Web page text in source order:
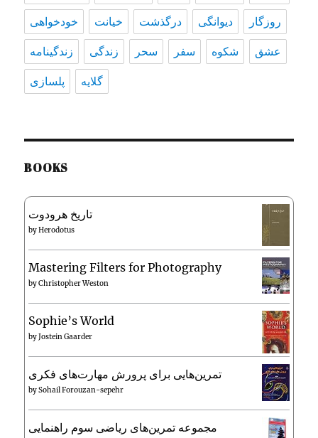
خودخواهی خیانت درگذشت دیوانگی روزگار
زندگينامه زندگی سحر سفر شکوه عشق
پلسازی گلایه
BOOKS
تاریخ هرودوت
byHerodotus
Mastering Filters for Photography
byChristopher Weston
Sophie’s World
byJostein Gaarder
تمرین‌هایی برای پرورش مهارت‌های فکری
bySohail Forouzan-sepehr
مجموعه تمرین‌های ریاضی سوم راهنمایی